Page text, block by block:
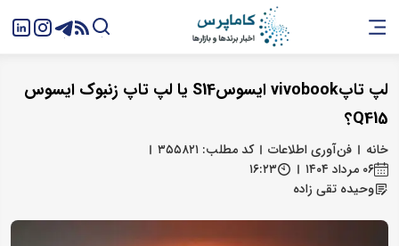
لپ تاپvivobook ایسوسS14 یا لپ تاپ زنبوک ایسوس
Q415؟
خانه فن‌آوری اطلاعات
کد مطلب: ۳۵۵۸۲۱
۰۶ مرداد ۱۴۰۴
۱۶:۲۳
وحیده تقی زاده